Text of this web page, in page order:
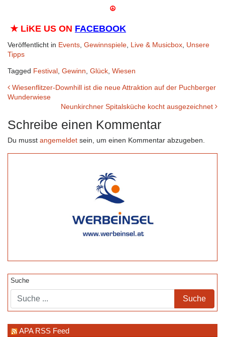
☮
★ LiKE US ON FACEBOOK
Veröffentlicht in Events, Gewinnspiele, Live & Musicbox, Unsere
Tipps
Tagged Festival, Gewinn, Glück, Wiesen
Beitrags-
Navigation
Wiesenflitzer-Downhill ist die neue Attraktion auf der Puchberger
Wunderwiese
Neunkirchner Spitalsküche kocht ausgezeichnet
Schreibe einen Kommentar
Du musst angemeldet sein, um einen Kommentar abzugeben.
Suche
APA RSS Feed